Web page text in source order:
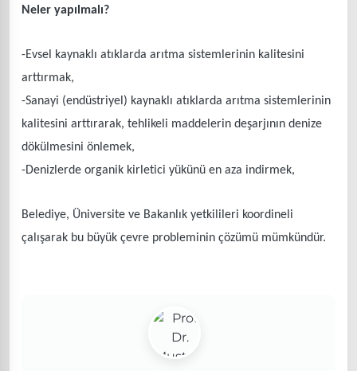
Neler yapılmalı?
-Evsel kaynaklı atıklarda arıtma sistemlerinin kalitesini
arttırmak,
-Sanayi (endüstriyel) kaynaklı atıklarda arıtma sistemlerinin
kalitesini arttırarak, tehlikeli maddelerin deşarjının denize
dökülmesini önlemek,
-Denizlerde organik kirletici yükünü en aza indirmek,
Belediye, Üniversite ve Bakanlık yetkilileri koordineli
çalışarak bu büyük çevre probleminin çözümü mümkündür.